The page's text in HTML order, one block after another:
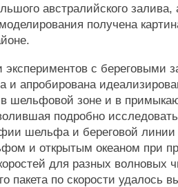
австралийского залива,
получена
экспериментов с береговыми
и апробирована
в шельфовой зоне и в
подробно
шельфа и береговой
и открытым океаном при
для разных волновых
пакета по скорости удалось